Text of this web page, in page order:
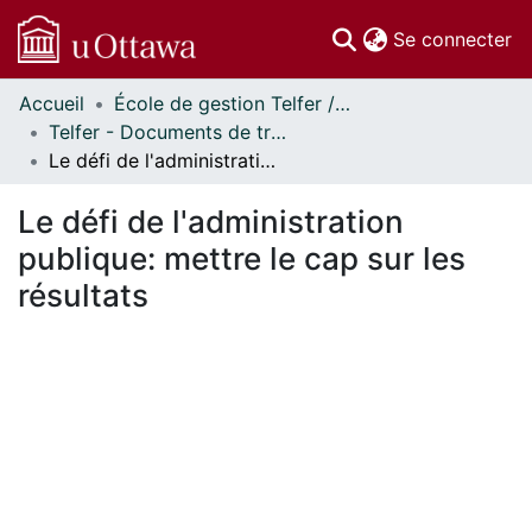
Se connecter
Communautés
et collections
Parcourir
À propos
Accueil
École de gestion Telfer // Telfer School of Management
Telfer - Documents de travail // Telfer - Working Papers
Le défi de l'administration publique: mettre le cap sur les résultats
Le défi de l'administration
publique: mettre le cap sur les
résultats